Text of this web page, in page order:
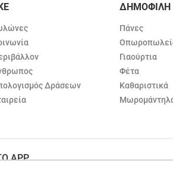
Δράσεων
ΔΗΜΟΦΙΛΗ
Πάνες
Γιαούρτια
Φέτα
Καθαριστικά
APP